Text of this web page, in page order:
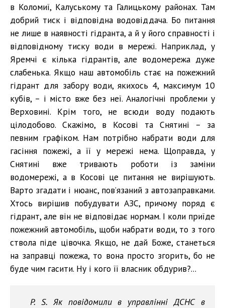
в Коломиї, Калуському та Галицькому районах. Там
добрий тиск і відповідна водовіддача. Бо питання
не лише в наявності гідранта, а й у його справності і
відповідному тиску води в мережі. Наприклад, у
Яремчі є кілька гідрантів, але водомережа дуже
слабенька. Якщо наш автомобіль стає на пожежний
гідрант для забору води, якихось 4, максимум 10
кубів, – і місто вже без неї. Аналогічні проблеми у
Верховині. Крім того, не всюди воду подають
цілодобово. Скажімо, в Косові та Снятині – за
певним графіком. Нам потрібно набрати води для
гасіння пожежі, а її у мережі нема. Щоправда, у
Снятині вже тривають роботи із заміни
водомережі, а в Косові це питання не вирішують.
Варто згадати і нюанс, пов’язаний з автозаправками.
Хтось вирішив побудувати АЗС, причому поряд є
гідрант, але він не відповідає нормам. І коли приїде
пожежний автомобіль, щоби набрати води, то з того
ствола піде цівочка. Якщо, не дай Боже, станеться
на заправці пожежа, то вона просто згорить, бо не
буде чим гасити. Ну і кого її власник обдурив?...
P. S. Як повідомили в управлінні ДСНС в